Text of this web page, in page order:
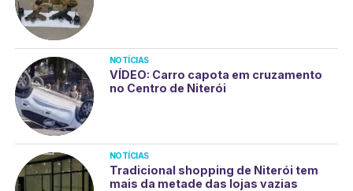
NOTÍCIAS
VÍDEO: Carro capota em cruzamento
no Centro de Niterói
NOTÍCIAS
Tradicional shopping de Niterói tem
mais da metade das lojas vazias